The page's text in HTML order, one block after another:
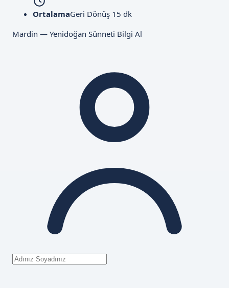
OrtalamaGeri Dönüş 15 dk
Mardin — Yenidoğan Sünneti Bilgi Al